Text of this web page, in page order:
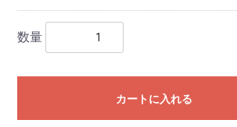
数量
カートに入れる